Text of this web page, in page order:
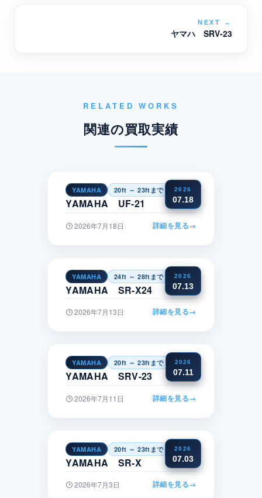
NEXT →
ヤマハ SRV-23
RELATED WORKS
関連の買取実績
2026
07.18
YAMAHA 20ft ～ 23ftまで 近畿
YAMAHA UF-21
2026年7月18日 詳細を見る→
2026
07.13
YAMAHA 24ft ～ 28ftまで 関東
YAMAHA SR-X24
2026年7月13日 詳細を見る→
2026
07.11
YAMAHA 20ft ～ 23ftまで 中国
YAMAHA SRV-23
2026年7月11日 詳細を見る→
2026
07.03
YAMAHA 20ft ～ 23ftまで 四国
YAMAHA SR-X
2026年7月3日 詳細を見る→